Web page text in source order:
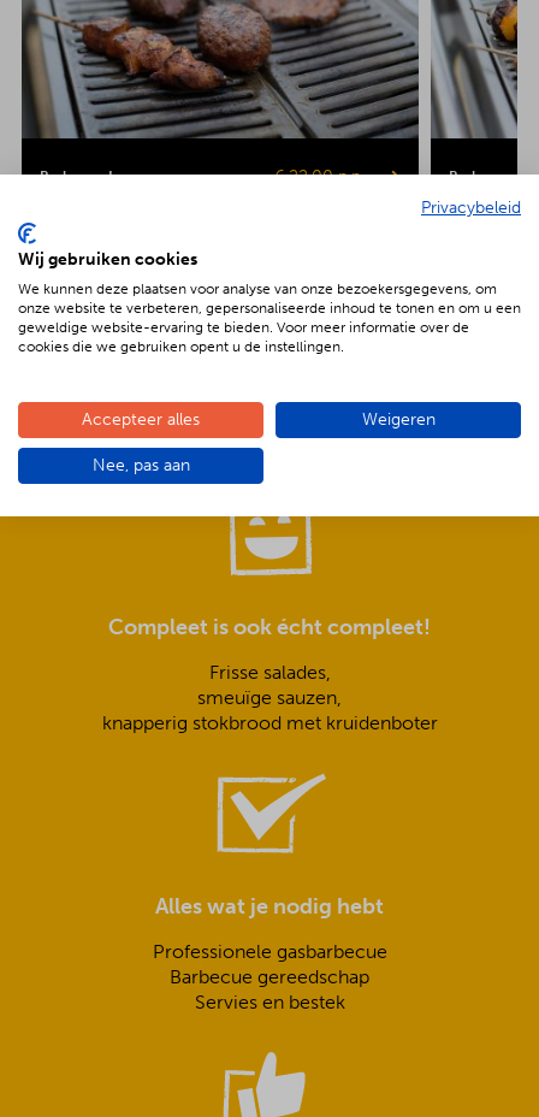
Barbecue Luxe € 22.00 p.p. Barbecue
De voordelen van BBQenzo.nl
Compleet is ook écht compleet!
Frisse salades,
smeuïge sauzen,
knapperig stokbrood met kruidenboter
Alles wat je nodig hebt
Professionele gasbarbecue
Barbecue gereedschap
Servies en bestek
Privacybeleid
Wij gebruiken cookies
We kunnen deze plaatsen voor analyse van onze bezoekersgegevens, om
onze website te verbeteren, gepersonaliseerde inhoud te tonen en om u een
geweldige website-ervaring te bieden. Voor meer informatie over de
cookies die we gebruiken opent u de instellingen.
Accepteer alles Weigeren
Nee, pas aan